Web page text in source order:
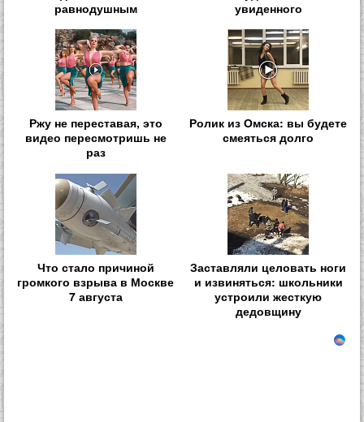
равнодушным
увиденного
Ржу не переставая, это
видео пересмотришь не
раз
Ролик из Омска: вы будете
смеяться долго
Что стало причиной
громкого взрыва в Москве
7 августа
Заставляли целовать ноги
и извиняться: школьники
устроили жесткую
дедовщину